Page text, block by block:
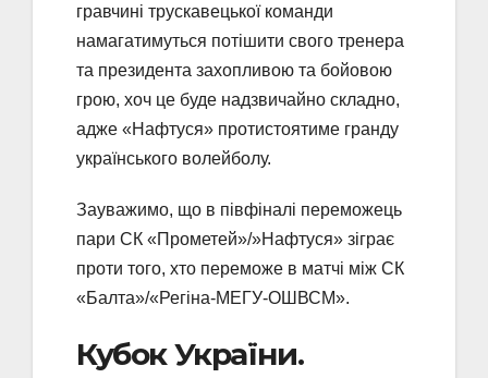
гравчині трускавецької команди
намагатимуться потішити свого тренера
та президента захопливою та бойовою
грою, хоч це буде надзвичайно складно,
адже «Нафтуся» протистоятиме гранду
українського волейболу.
Зауважимо, що в півфіналі переможець
пари СК «Прометей»/»Нафтуся» зіграє
проти того, хто переможе в матчі між СК
«Балта»/«Регіна-МЕГУ-ОШВСМ».
Кубок України.